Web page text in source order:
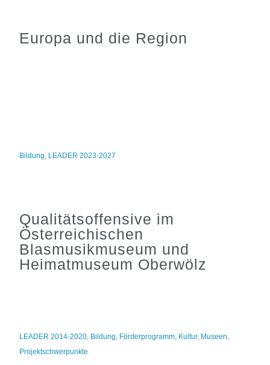
Europa und die Region
Bildung, LEADER 2023-2027
Qualitätsoffensive im
Österreichischen
Blasmusikmuseum und
Heimatmuseum Oberwölz
LEADER 2014-2020, Bildung, Förderprogramm, Kultur, Museen,
Projektschwerpunkte